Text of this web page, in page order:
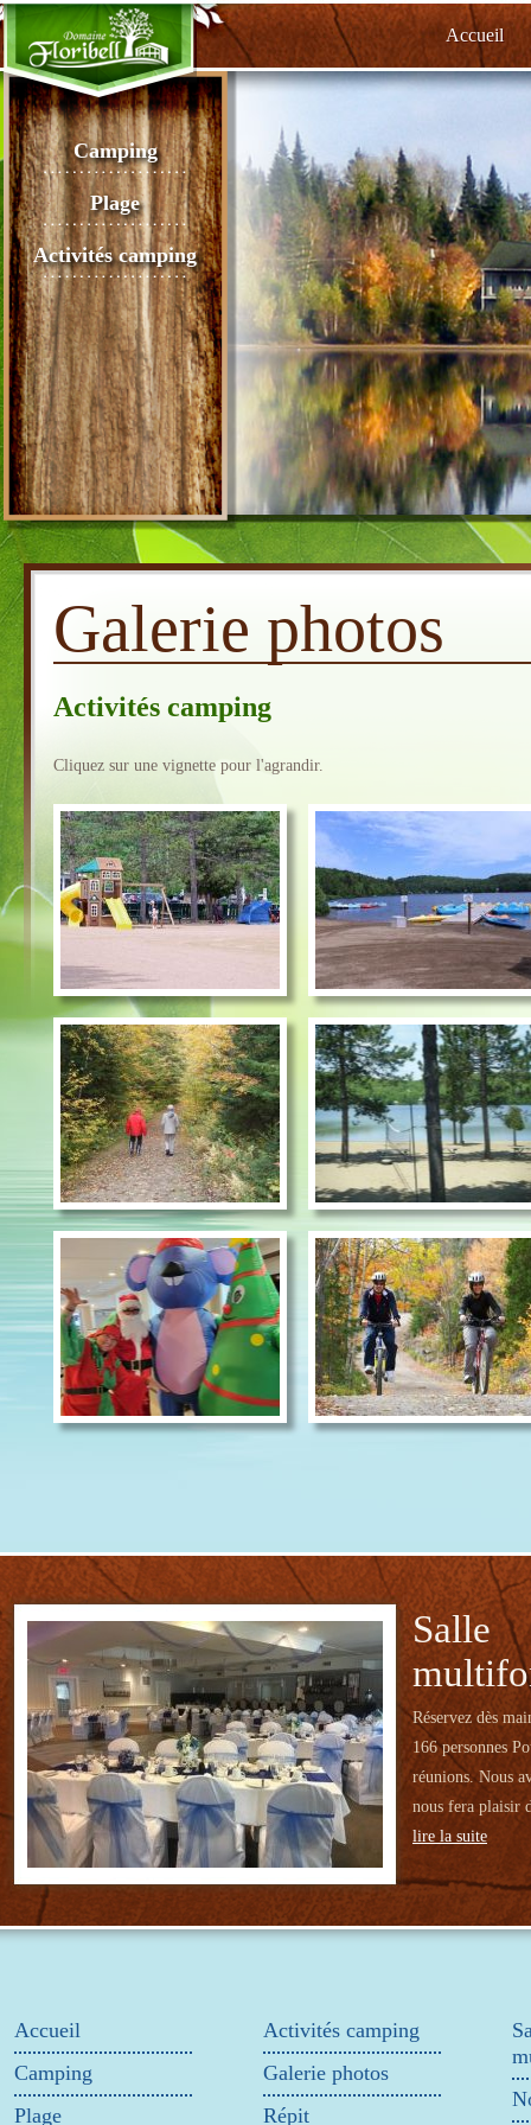
Accueil
Camping
Plage
Activités camping
Galerie photos
Activités camping
Cliquez sur une vignette pour l'agrandir.
Salle
Réservez dès
166 personnes
réunions. Nous
nous fera plaisir
lire la suite
Accueil
Camping
Plage
Activités camping
Galerie photos
Répit